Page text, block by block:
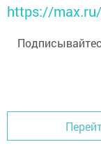
https://